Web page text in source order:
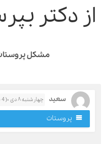
دکتر
مشکل پروستات - پرسش
سعید چهارشنبه ۸ دی ۰( 4 سال پیش)
پروستات